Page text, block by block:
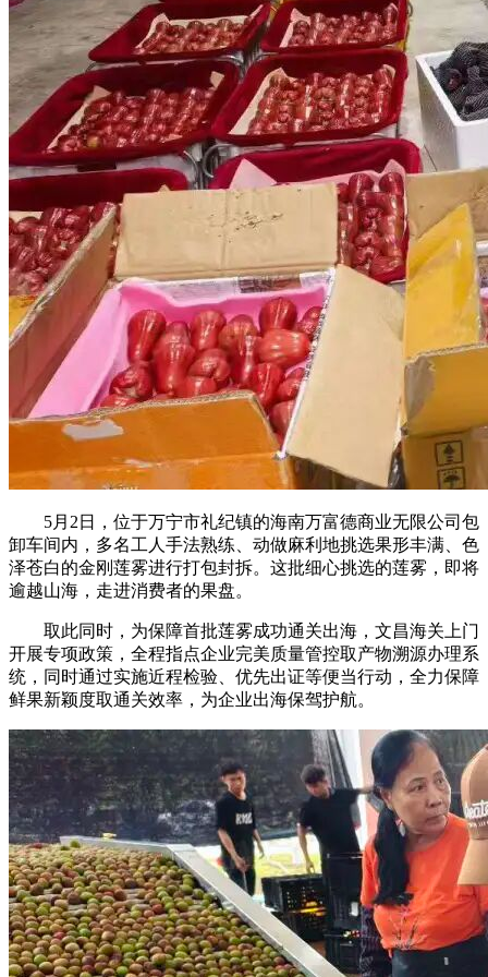
5月2日，位于万宁市礼纪镇的海南万富德商业无限公司包
卸车间内，多名工人手法熟练、动做麻利地挑选果形丰满、色
泽苍白的金刚莲雾进行打包封拆。这批细心挑选的莲雾，即将
逾越山海，走进消费者的果盘。
取此同时，为保障首批莲雾成功通关出海，文昌海关上门
开展专项政策，全程指点企业完美质量管控取产物溯源办理系
统，同时通过实施近程检验、优先出证等便当行动，全力保障
鲜果新颖度取通关效率，为企业出海保驾护航。